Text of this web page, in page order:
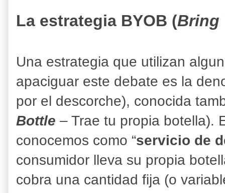
La estrategia BYOB (Bring
Una estrategia que utilizan
apaciguar este debate es la
por el descorche), conocida
Bottle – Trae tu propia botella).
conocemos como “servicio de
consumidor lleva su propia
cobra una cantidad fija (o